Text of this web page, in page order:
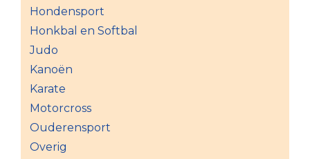
Hondensport
Honkbal en Softbal
Judo
Kanoën
Karate
Motorcross
Ouderensport
Overig